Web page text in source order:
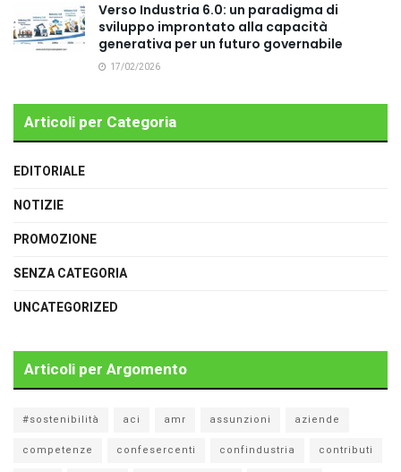
Verso Industria 6.0: un paradigma di
sviluppo improntato alla capacità
generativa per un futuro governabile
17/02/2026
Articoli per Categoria
EDITORIALE
NOTIZIE
PROMOZIONE
SENZA CATEGORIA
UNCATEGORIZED
Articoli per Argomento
#sostenibilità aci amr assunzioni
aziende
competenze
confesercenti confindustria
contributi